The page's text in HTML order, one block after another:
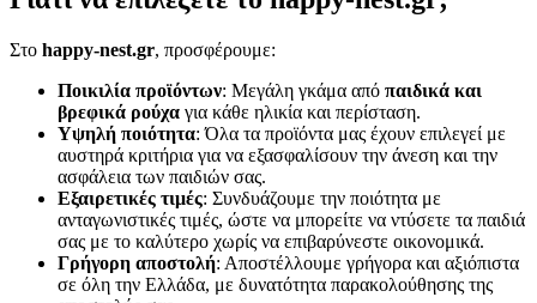
Στο happy-nest.gr, προσφέρουμε:
Ποικιλία προϊόντων: Μεγάλη γκάμα από παιδικά και
βρεφικά ρούχα για κάθε ηλικία και περίσταση.
Υψηλή ποιότητα: Όλα τα προϊόντα μας έχουν επιλεγεί με
αυστηρά κριτήρια για να εξασφαλίσουν την άνεση και την
ασφάλεια των παιδιών σας.
Εξαιρετικές τιμές: Συνδυάζουμε την ποιότητα με
ανταγωνιστικές τιμές, ώστε να μπορείτε να ντύσετε τα παιδιά
σας με το καλύτερο χωρίς να επιβαρύνεστε οικονομικά.
Γρήγορη αποστολή: Αποστέλλουμε γρήγορα και αξιόπιστα
σε όλη την Ελλάδα, με δυνατότητα παρακολούθησης της